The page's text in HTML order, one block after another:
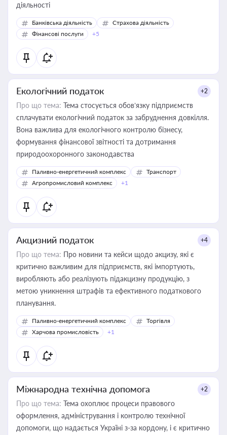
діяльності
Банківська діяльність
Страхова діяльність
Фінансові послуги
+5
Екологічний податок +2
Про що тема: Тема стосується обов’язку підприємств
сплачувати екологічний податок за забруднення довкілля.
Вона важлива для екологічного контролю бізнесу,
формування фінансової звітності та дотримання
природоохоронного законодавства
Паливно-енергетичний комплекс
Транспорт
Агропромисловий комплекс
+1
Акцизний податок +4
Про що тема: Про новини та кейси щодо акцизу, які є
критично важливим для підприємств, які імпортують,
виробляють або реалізують підакцизну продукцію, з
метою уникнення штрафів та ефективного податкового
планування.
Паливно-енергетичний комплекс
Торгівля
Харчова промисловість
+1
Міжнародна технічна допомога +2
Про що тема: Тема охоплює процеси правового
оформлення, адміністрування і контролю технічної
допомоги, що надається Україні з-за кордону, і є критично